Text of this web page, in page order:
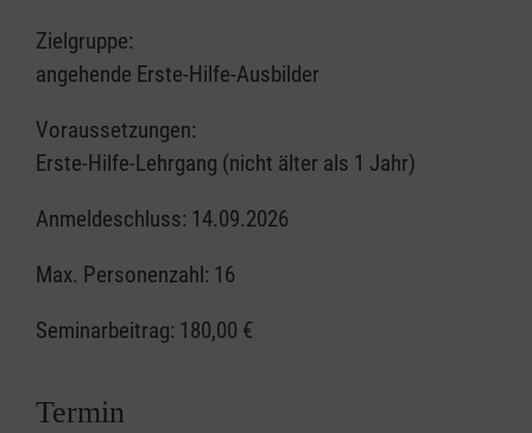
Zielgruppe:
angehende Erste-Hilfe-Ausbilder
Voraussetzungen:
Erste-Hilfe-Lehrgang (nicht älter als 1 Jahr)
Anmeldeschluss: 14.09.2026
Max. Personenzahl: 16
Seminarbeitrag: 180,00 €
Termin